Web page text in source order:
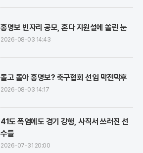
홍명보 빈자리 공모, 혼다 지원설에 쏠린 눈
2026-08-03 14:43
돌고 돌아 홍명보? 축구협회 선임 막전막후
2026-08-03 14:17
41도 폭염에도 경기 강행, 사직서 쓰러진 선
수들
2026-07-31 20:00